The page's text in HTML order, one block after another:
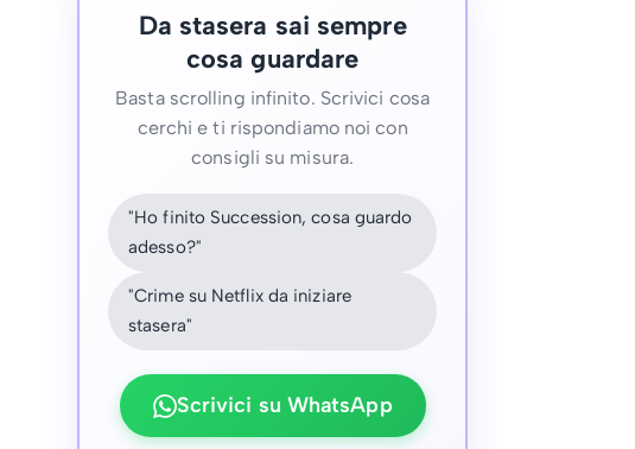
Da stasera sai sempre
cosa guardare
Basta scrolling infinito. Scrivici cosa
cerchi e ti rispondiamo noi con
consigli su misura.
"Ho finito Succession, cosa guardo
adesso?"
"Crime su Netflix da iniziare
stasera"
Scrivici su WhatsApp